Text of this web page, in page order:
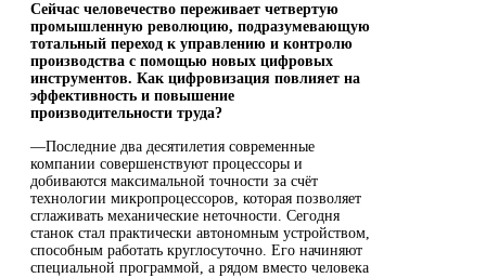
Сейчас человечество переживает четвертую
промышленную революцию, подразумевающую
тотальный переход к управлению и контролю
производства с помощью новых цифровых
инструментов. Как цифровизация повлияет на
эффективность и повышение
производительности труда?
—Последние два десятилетия современные
компании совершенствуют процессоры и
добиваются максимальной точности за счёт
технологии микропроцессоров, которая позволяет
сглаживать механические неточности. Сегодня
станок стал практически автономным устройством,
способным работать круглосуточно. Его начиняют
специальной программой, а рядом вместо человека